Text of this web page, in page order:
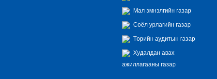
Мал эмнэлгийн газар
Соёл урлагийн газар
Төрийн аудитын газар
Худалдан авах
ажиллагааны газар